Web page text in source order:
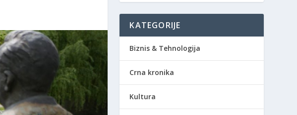
KATEGORIJE
Biznis & Tehnologija
Crna kronika
Kultura